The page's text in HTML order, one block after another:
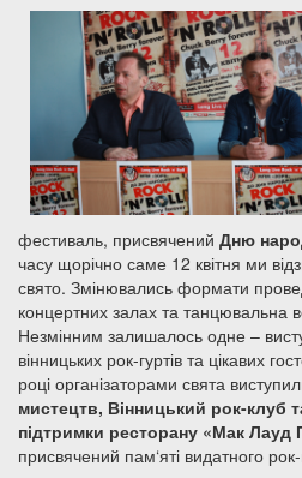
фестиваль, присвячений Дню
часу щорічно саме 12 квітня ми
свято. Змінювались формати
концертних залах та танцювальна
Незмінним залишалось одне –
вінницьких рок-гуртів та цікавих
році організаторами свята
мистецтв, Вінницький рок-клуб
підтримки ресторану «Мак Лауд
присвячений пам‘яті видатного